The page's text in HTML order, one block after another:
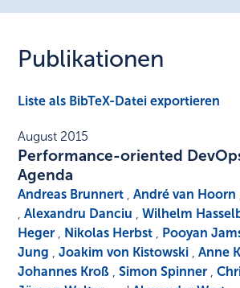
Publikationen
Liste als BibTeX-Datei exportieren
August 2015
Performance-oriented
Agenda
Andreas Brunnert ,André van Hoorn
,Alexandru Danciu ,Wilhelm
Heger , Nikolas Herbst , Pooyan
Jung ,Joakim von Kistowski ,Anne
Johannes Kroß ,Simon Spinner ,